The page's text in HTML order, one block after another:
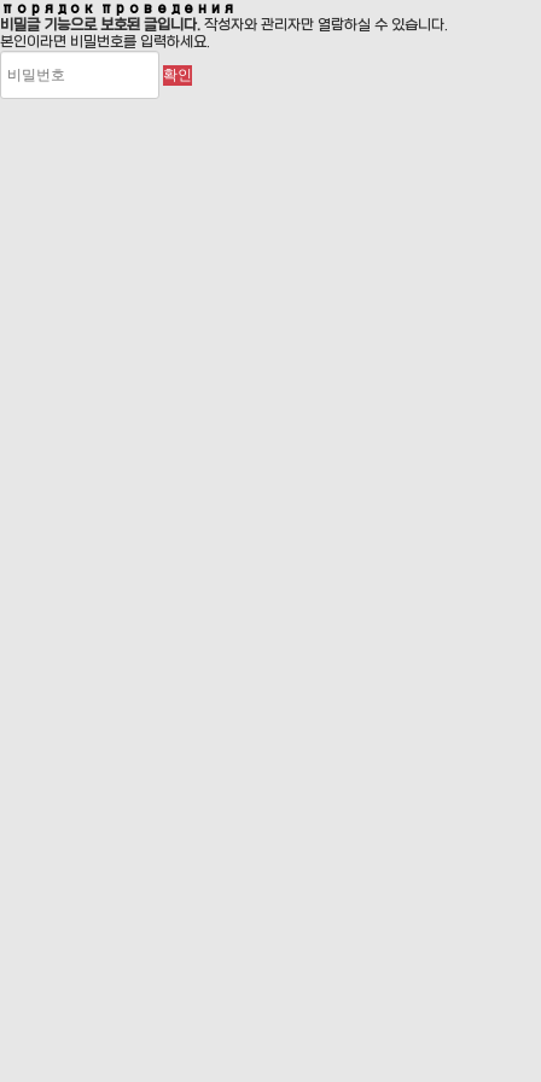
порядок проведения
비밀글 기능으로 보호된 글입니다. 작성자와 관리자만 열람하실 수 있습니다.
본인이라면 비밀번호를 입력하세요.